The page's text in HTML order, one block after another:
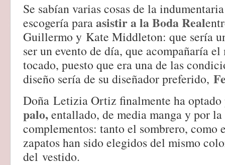
Se sabían varias cosas de la
escogería paraasistir a la Boda Real
Guillermo y Kate Middleton: que sería
ser un evento de día, que acompañaría
tocado, puesto que era una de las
diseño sería de su diseñador preferido,
Doña Letizia Ortiz finalmente ha optado
palo,entallado, de media manga y por
complementos: tanto el sombrero, como
zapatos han sido elegidos del mismo
del vestido.